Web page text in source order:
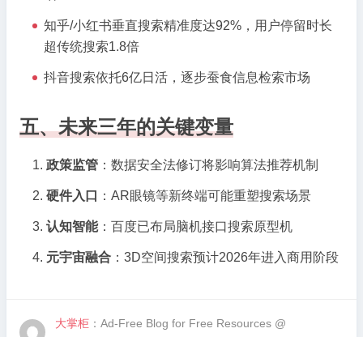
知乎/小红书垂直搜索精准度达92%，用户停留时长
超传统搜索1.8倍
抖音搜索依托6亿日活，逐步蚕食信息检索市场
五、未来三年的关键变量
政策监管 ：数据安全法修订将影响算法推荐机制
硬件入口 ：AR眼镜等新终端可能重塑搜索场景
认知智能：百度已布局脑机接口搜索原型机
元宇宙融合 ：3D空间搜索预计2026年进入商用阶段
大掌柜 ：Ad-Free Blog for Free Resources @